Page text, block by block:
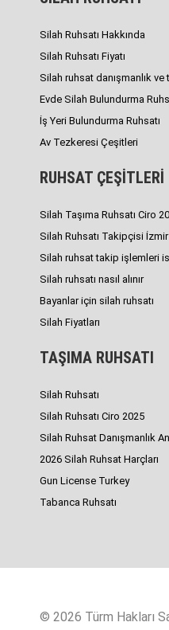
Silah Ruhsatı Hakkında
Silah Ruhsatı Fiyatı
Silah ruhsat danışmanlık
Evde Silah Bulundurma
İş Yeri Bulundurma Ruhsatı
Av Tezkeresi Çeşitleri
RUHSAT ÇEŞİTLERİ
Silah Taşıma Ruhsatı Ciro
Silah Ruhsatı Takipçisi İzmir
Silah ruhsat takip işlemleri
Silah ruhsatı nasıl alınır
Bayanlar için silah ruhsatı
Silah Fiyatları
TAŞIMA RUHSATI
Silah Ruhsatı
Silah Ruhsatı Ciro 2025
Silah Ruhsat Danışmanlık
2026 Silah Ruhsat Harçları
Gun License Turkey
Tabanca Ruhsatı
© 2026 Türm Hakları